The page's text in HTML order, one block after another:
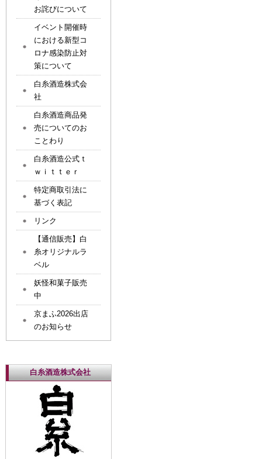
お詫びについて
イベント開催時
における新型コ
ロナ感染防止対
策について
白糸酒造株式会
社
白糸酒造商品発
売についてのお
ことわり
白糸酒造公式ｔ
ｗｉｔｔｅｒ
特定商取引法に
基づく表記
リンク
【通信販売】白
糸オリジナルラ
ベル
妖怪和菓子販売
中
京まふ2026出店
のお知らせ
白糸酒造株式会社